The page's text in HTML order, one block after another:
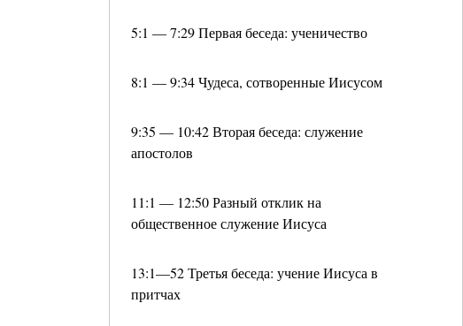
5:1 — 7:29 Первая беседа: ученичество
8:1 — 9:34 Чудеса, сотворенные Иисусом
9:35 — 10:42 Вторая беседа: служение
апостолов
11:1 — 12:50 Разный отклик на
общественное служение Иисуса
13:1—52 Третья беседа: учение Иисуса в
притчах